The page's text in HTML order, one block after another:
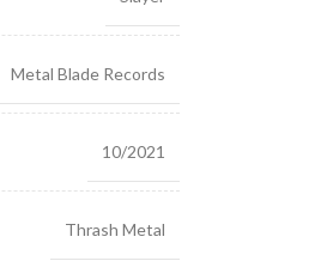
Metal Blade Records
10/2021
Thrash Metal